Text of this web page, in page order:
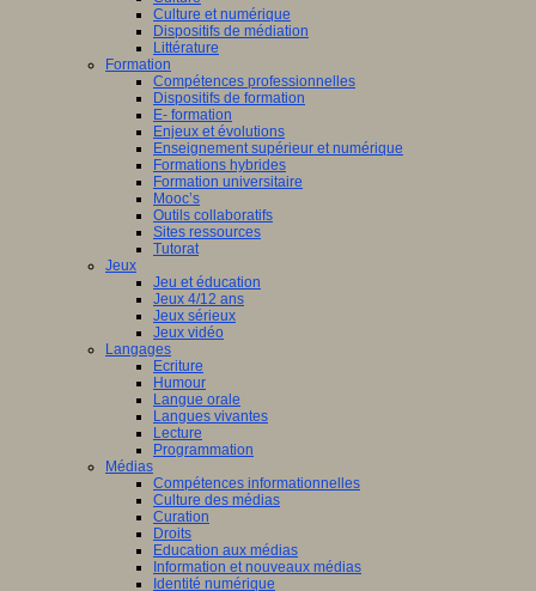
Culture et numérique
Dispositifs de médiation
Littérature
Formation
Compétences professionnelles
Dispositifs de formation
E- formation
Enjeux et évolutions
Enseignement supérieur et numérique
Formations hybrides
Formation universitaire
Mooc’s
Outils collaboratifs
Sites ressources
Tutorat
Jeux
Jeu et éducation
Jeux 4/12 ans
Jeux sérieux
Jeux vidéo
Langages
Ecriture
Humour
Langue orale
Langues vivantes
Lecture
Programmation
Médias
Compétences informationnelles
Culture des médias
Curation
Droits
Education aux médias
Information et nouveaux médias
Identité numérique